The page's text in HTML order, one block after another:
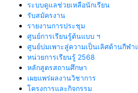
ระบบดูแลช่วยเหลือนักเรียน
รับสมัครงาน
รายงานการประชุม
ศูนย์การเรียนรู้ต้นแบบ ฯ
ศูนย์บ่มเพาะสู่ความเป็นเลิศด้านกีฬา
หน่วยการเรียนรู้ 2568
หลักสูตรสถานศึกษา
เผยแพร่ผลงานวิชาการ
โครงการและกิจกรรม